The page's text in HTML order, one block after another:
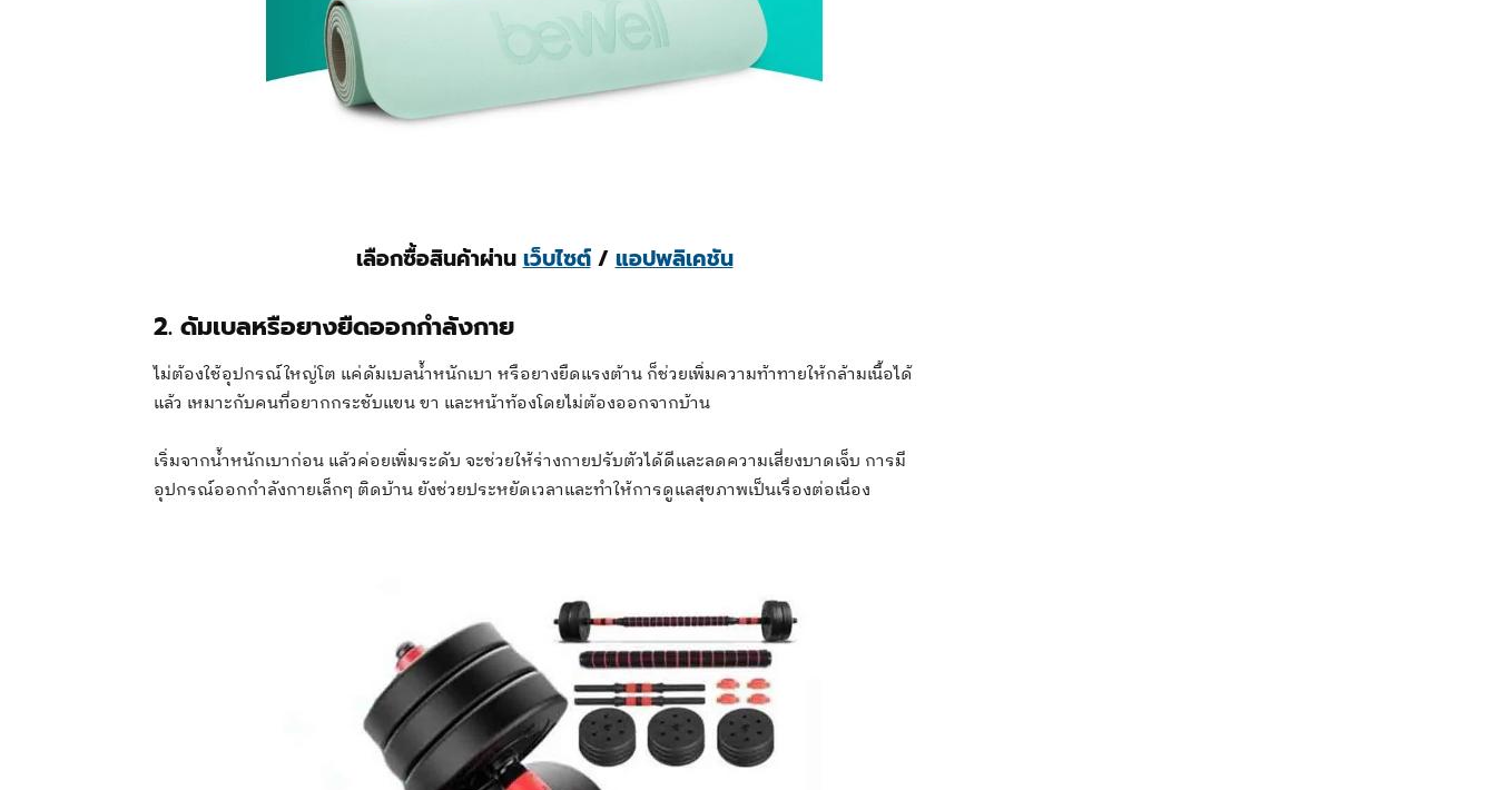
เลือกซื้อสินค้าผ่านเว็บไซต์/แอปพลิเคชัน
2. ดัมเบลหรือยางยืดออกกำลังกาย
ไม่ต้องใช้อุปกรณ์ใหญ่โต แค่ดัมเบลน้ำหนักเบา หรือยางยืดแรงต้าน ก็ช่วยเพิ่มความท้าทายให้กล้ามเนื้อได้
แล้ว เหมาะกับคนที่อยากกระชับแขน ขา และหน้าท้องโดยไม่ต้องออกจากบ้าน
เริ่มจากน้ำหนักเบาก่อน แล้วค่อยเพิ่มระดับ จะช่วยให้ร่างกายปรับตัวได้ดีและลดความเสี่ยงบาดเจ็บ การมี
อุปกรณ์ออกกำลังกายเล็กๆ ติดบ้าน ยังช่วยประหยัดเวลาและทำให้การดูแลสุขภาพเป็นเรื่องต่อเนื่อง